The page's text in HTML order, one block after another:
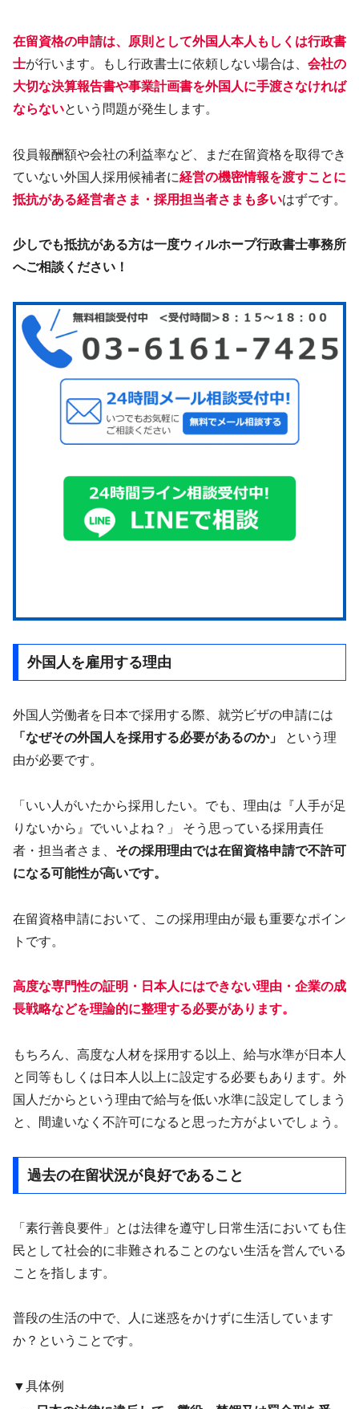
在留資格の申請は、原則として外国人本人もしくは行政書
士が行います。もし行政書士に依頼しない場合は、 会社の
大切な決算報告書や事業計画書を外国人に手渡さなければ
ならないという問題が発生します。
役員報酬額や会社の利益率など、まだ在留資格を取得でき
ていない外国人採用候補者に経営の機密情報を渡すことに
抵抗がある経営者さま・採用担当者さまも多いはずです。
少しでも抵抗がある方は一度ウィルホープ行政書士事務所
へご相談ください！
外国人を雇用する理由
外国人労働者を日本で採用する際、就労ビザの申請には
「なぜその外国人を採用する必要があるのか」
という理
由が必要です。
「いい人がいたから採用したい。でも、理由は『人手が足
りないから』でいいよね？」 そう思っている採用責任
者・担当者さま、 その採用理由では在留資格申請で不許可
になる可能性が高いです。
在留資格申請において、この採用理由が最も重要なポイン
トです。
高度な専門性の証明・日本人にはできない理由・企業の成
長戦略などを理論的に整理する必要があります。
もちろん、高度な人材を採用する以上、給与水準が日本人
と同等もしくは日本人以上に設定する必要もあります。外
国人だからという理由で給与を低い水準に設定してしまう
と、間違いなく不許可になると思った方がよいでしょう。
過去の在留状況が良好であること
「素行善良要件」とは法律を遵守し日常生活においても住
民として社会的に非難されることのない生活を営んでいる
ことを指します。
普段の生活の中で、人に迷惑をかけずに生活しています
か？ということです。
▼具体例